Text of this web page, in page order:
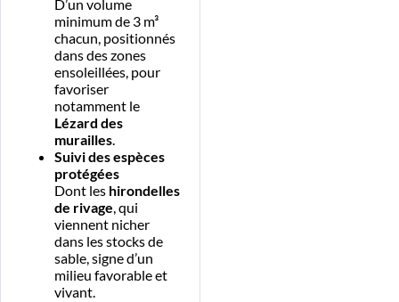
D’un volume
minimum de 3 m³
chacun, positionnés
dans des zones
ensoleillées, pour
favoriser
notamment le
Lézard des
murailles.
Suivi des espèces
protégées
Dont les hirondelles
de rivage, qui
viennent nicher
dans les stocks de
sable, signe d’un
milieu favorable et
vivant.